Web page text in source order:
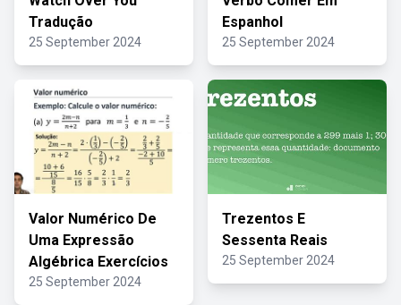
Tradução
25 September 2024
Espanhol
25 September 2024
Valor Numérico De
Uma Expressão
Algébrica Exercícios
25 September 2024
Trezentos E
Sessenta Reais
25 September 2024